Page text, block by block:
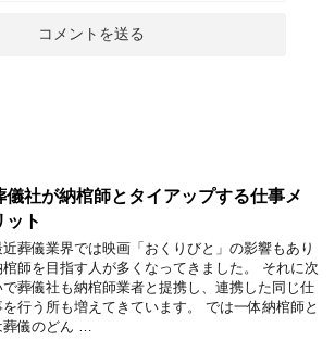
儀社が納棺師とタイアップする仕事メ
ット
近葬儀業界では映画「おくりびと」の影響もあり
棺師を目指す人が多くなってきました。 それに次
で葬儀社も納棺師業者と提携し、連携した同じ仕
を行う所も増えてきています。 では一体納棺師と
葬儀のどん …